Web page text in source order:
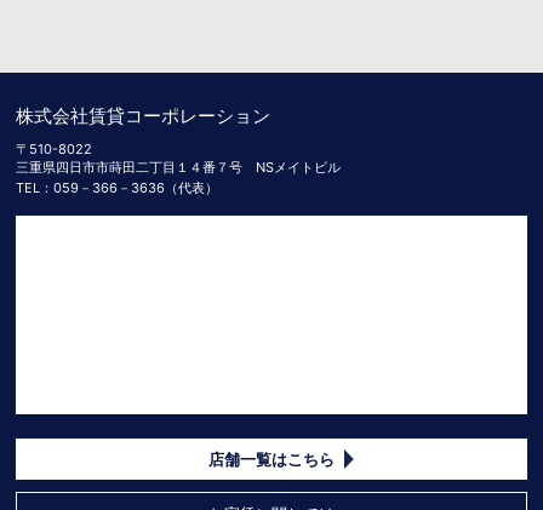
株式会社賃貸コーポレーション
〒510-8022
三重県四日市市蒔田二丁目１４番７号 NSメイトビル
TEL：059－366－3636（代表）
店舗一覧はこちら